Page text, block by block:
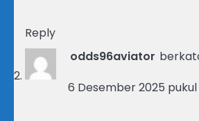
Reply
odds96aviator
6 Desember 2025 pukul